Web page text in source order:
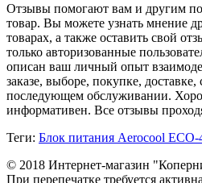
Отзывы помогают вам и другим
товар. Вы можете узнать мнение
товарах, а также оставить свой
только авторизованные
описан ваш личный опыт
заказе, выборе, покупке,
последующем обслуживании.
информативен. Все отзывы
Теги: Блок питания Aerocool
© 2018 Интернет-магазин
При перепечатке требуется